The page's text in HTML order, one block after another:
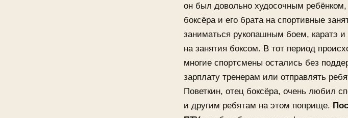
он был довольно худосочным
боксёра и его брата на спортивные
заниматься рукопашным боем, каратэ
на занятия боксом. В тот период
многие спортсмены остались без
зарплату тренерам или отправлять
Поветкин, отец боксёра, очень любил
и другим ребятам на этом поприще.